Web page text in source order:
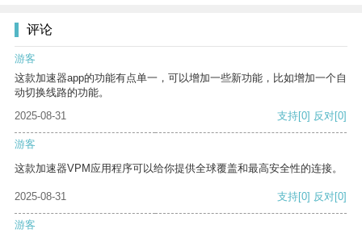
评论
游客
这款加速器app的功能有点单一，可以增加一些新功能，比如增加一个自
动切换线路的功能。
2025-08-31
支持[0] 反对[0]
游客
这款加速器VPM应用程序可以给你提供全球覆盖和最高安全性的连接。
2025-08-31 支持[0] 反对[0]
游客